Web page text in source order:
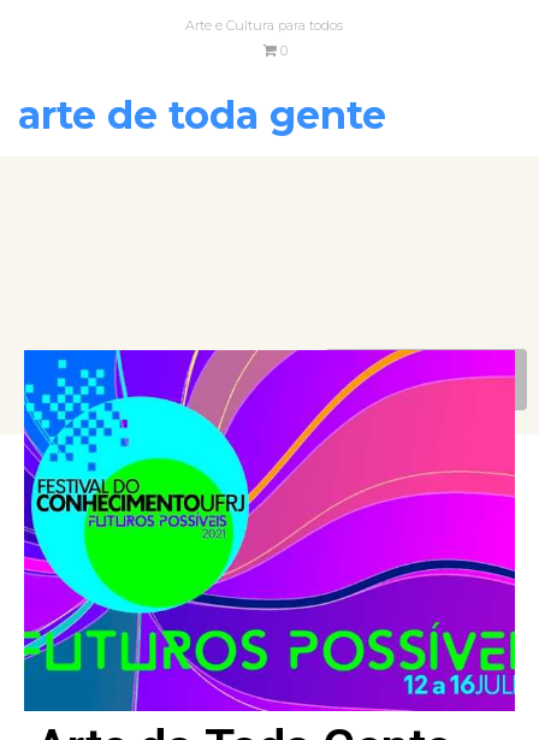
Arte e Cultura para todos
0
arte de toda gente
VOLTAR